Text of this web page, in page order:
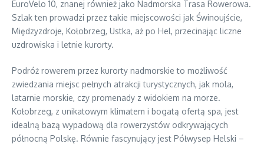
EuroVelo 10, znanej również jako Nadmorska Trasa Rowerowa.
Szlak ten prowadzi przez takie miejscowości jak Świnoujście,
Międzyzdroje, Kołobrzeg, Ustka, aż po Hel, przecinając liczne
uzdrowiska i letnie kurorty.
Podróż rowerem przez kurorty nadmorskie to możliwość
zwiedzania miejsc pełnych atrakcji turystycznych, jak mola,
latarnie morskie, czy promenady z widokiem na morze.
Kołobrzeg, z unikatowym klimatem i bogatą ofertą spa, jest
idealną bazą wypadową dla rowerzystów odkrywających
północną Polskę. Równie fascynujący jest Półwysep Helski –